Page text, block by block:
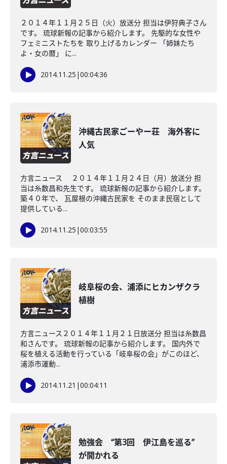
２０１４年１１月２５日（火）放送分 担当は伊狩典子さん
です。 琉球新報の記事から紹介します。 先駆的な女性や
フェミニストたちを 取り上げるカレンダー 「姉妹たち
よ・女の暦」 に...
2014.11.25 |00:04:36
沖縄古民家ごーやー荘 海外客に
人気
方言ニュース ２０１４年１１月２４日（月）放送分 担
当は糸数昌和先生です。 琉球新報の記事から紹介します。
築４０年で、 瓦屋根の沖縄古民家を そのまま民宿として
提供している...
2014.11.25 |00:03:55
岐阜桜の会、浦添にヒカンザクラ
植樹
方言ニュース２０１４年１１月２１日放送分 担当は糸数昌
和さんです。 琉球新報の記事から紹介します。 国内外で
桜を植える活動を行っている「岐阜桜の会」がこのほど、
浦添市運動...
2014.11.21 |00:04:11
勉強会 “第3回 伊江島を巡る”
が開かれる